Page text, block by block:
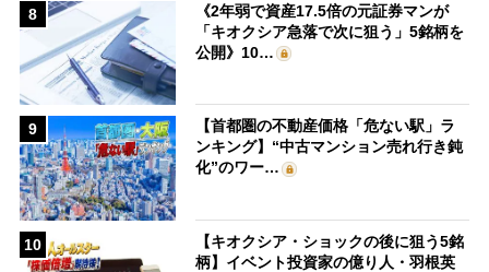
8
《2年弱で資産17.5倍の元証券マンが
「キオクシア急落で次に狙う」5銘柄を
公開》10…
9
【首都圏の不動産価格「危ない駅」ラ
ンキング】“中古マンション売れ行き鈍
化”のワー…
10
【キオクシア・ショックの後に狙う5銘
柄】イベント投資家の億り人・羽根英